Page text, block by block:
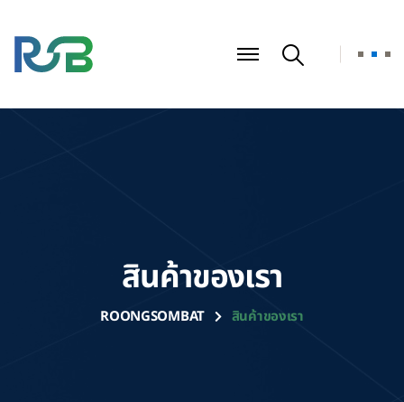
สินค้าของเรา
ROONGSOMBAT สินค้าของเรา